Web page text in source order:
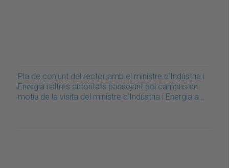
Pla de conjunt del rector amb el ministre d'Indústria i
Energia i altres autoritats passejant pel campus en
motiu de la visita del ministre d'Indústria i Energia a…